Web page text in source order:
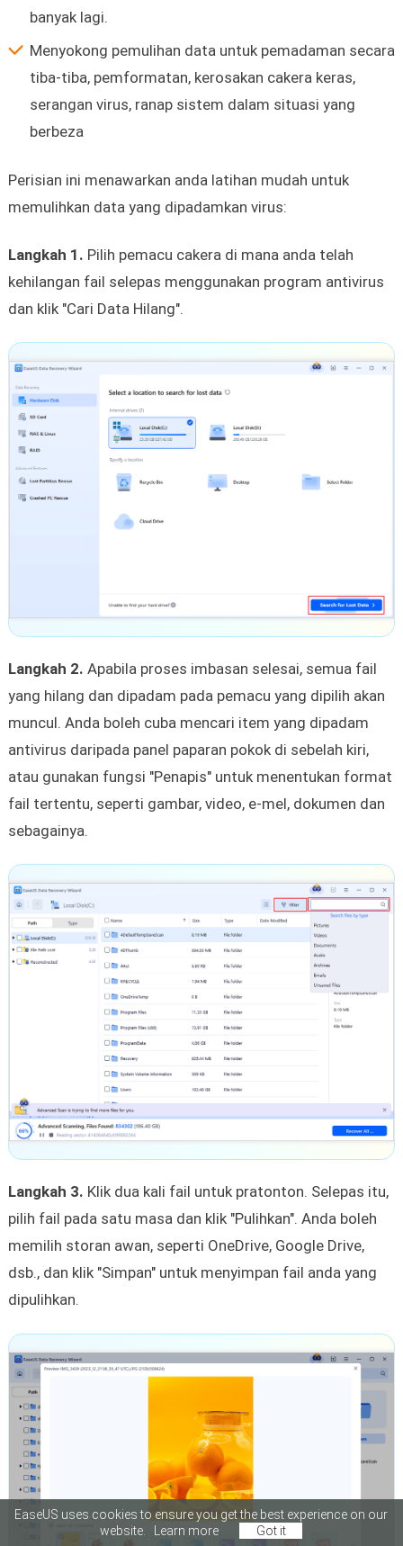
banyak lagi.
Menyokong pemulihan data untuk pemadaman secara
tiba-tiba, pemformatan, kerosakan cakera keras,
serangan virus, ranap sistem dalam situasi yang
berbeza
Perisian ini menawarkan anda latihan mudah untuk
memulihkan data yang dipadamkan virus:
Langkah 1. Pilih pemacu cakera di mana anda telah
kehilangan fail selepas menggunakan program antivirus
dan klik "Cari Data Hilang".
Langkah 2. Apabila proses imbasan selesai, semua fail
yang hilang dan dipadam pada pemacu yang dipilih akan
muncul. Anda boleh cuba mencari item yang dipadam
antivirus daripada panel paparan pokok di sebelah kiri,
atau gunakan fungsi "Penapis" untuk menentukan format
fail tertentu, seperti gambar, video, e-mel, dokumen dan
sebagainya.
Langkah 3. Klik dua kali fail untuk pratonton. Selepas itu,
pilih fail pada satu masa dan klik "Pulihkan". Anda boleh
memilih storan awan, seperti OneDrive, Google Drive,
dsb., dan klik "Simpan" untuk menyimpan fail anda yang
dipulihkan.
EaseUS uses cookies to ensure you get the best experience on our
website.
Learn more Got it